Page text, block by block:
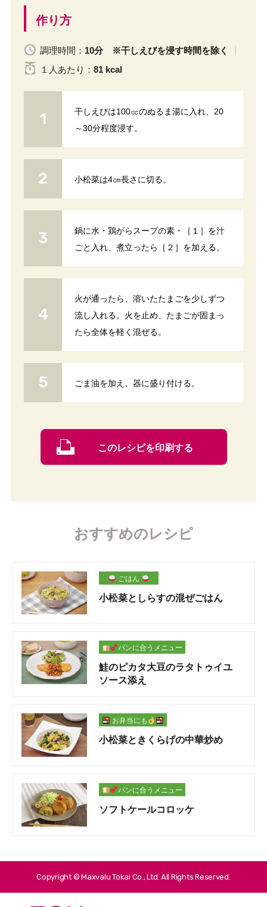
作り方
調理時間： 10分 ※干しえびを浸す時間を除く
１人 あたり ： 81 kcal
干しえびは100㏄のぬるま湯に入れ、20
～30分程度浸す。
小松菜は4㎝長さに切る。
鍋に水・鶏がらスープの素・［１］を汁
ごと入れ、煮立ったら［２］を加える。
火が通ったら、溶いたたまごを少しずつ
流し入れる。火を止め、たまごが固まっ
たら全体を軽く混ぜる。
ごま油を加え、器に盛り付ける。
このレシピを印刷する
おすすめのレシピ
ごはん
小松菜としらすの混ぜごはん
パンに合うメニュー
鮭のピカタ大豆のラタトゥイユ
ソース添え
お弁当にも
小松菜ときくらげの中華炒め
パンに合うメニュー
ソフトケールコロッケ
Copyright © Maxvalu Tokai Co., Ltd. All Rights Reserved.